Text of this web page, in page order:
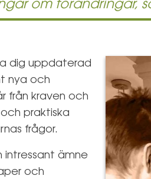
om förändringar,
dig uppdaterad
nya och
från kraven och
praktiska
frågor.
ämne
och